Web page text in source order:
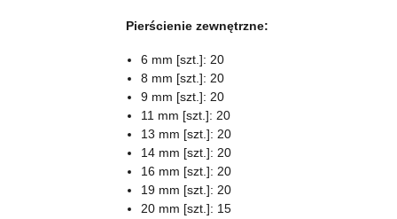
Pierścienie zewnętrzne:
6 mm [szt.]: 20
8 mm [szt.]: 20
9 mm [szt.]: 20
11 mm [szt.]: 20
13 mm [szt.]: 20
14 mm [szt.]: 20
16 mm [szt.]: 20
19 mm [szt.]: 20
20 mm [szt.]: 15